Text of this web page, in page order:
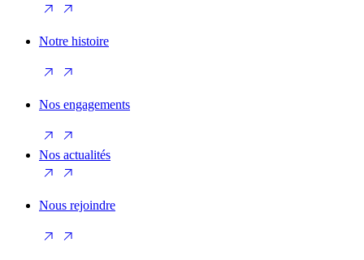
Notre histoire
Nos engagements
Nos actualités
Nous rejoindre